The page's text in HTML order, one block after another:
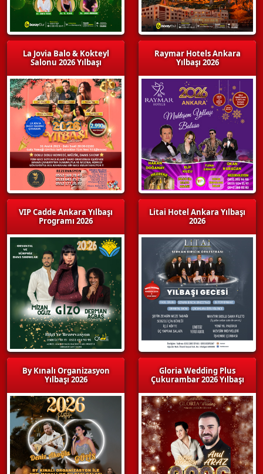
La Jovia Balo & Kokteyl
Salonu 2026 Yılbaşı
VIP Cadde Ankara Yılbaşı
Programı 2026
By Kınalı Organizasyon
Yılbaşı 2026
Raymar Hotels Ankara
Yılbaşı 2026
Litai Hotel Ankara Yılbaşı
2026
Gloria Wedding Plus
Çukurambar 2026 Yılbaşı